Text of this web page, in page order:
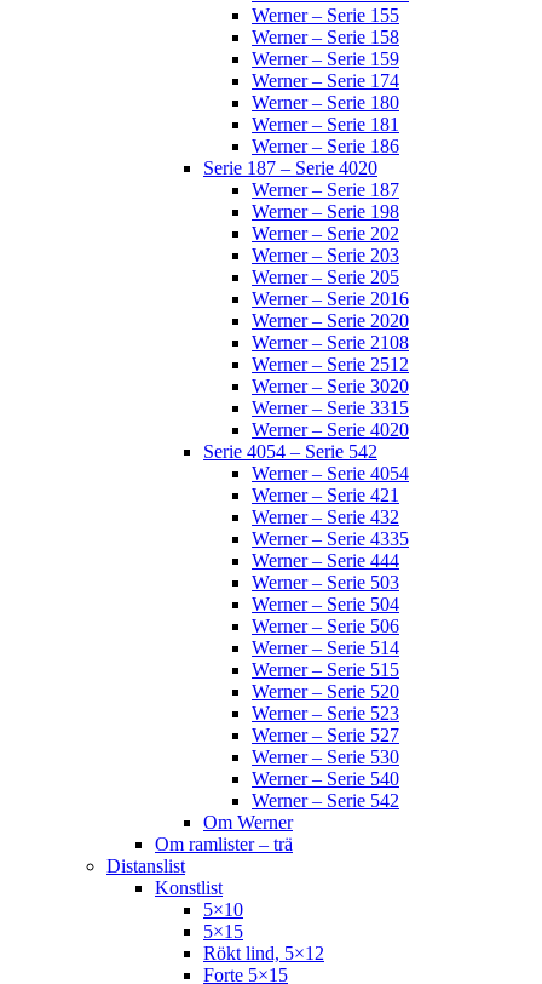
Werner – Serie 155
Werner – Serie 158
Werner – Serie 159
Werner – Serie 174
Werner – Serie 180
Werner – Serie 181
Werner – Serie 186
Serie 187 – Serie 4020
Werner – Serie 187
Werner – Serie 198
Werner – Serie 202
Werner – Serie 203
Werner – Serie 205
Werner – Serie 2016
Werner – Serie 2020
Werner – Serie 2108
Werner – Serie 2512
Werner – Serie 3020
Werner – Serie 3315
Werner – Serie 4020
Serie 4054 – Serie 542
Werner – Serie 4054
Werner – Serie 421
Werner – Serie 432
Werner – Serie 4335
Werner – Serie 444
Werner – Serie 503
Werner – Serie 504
Werner – Serie 506
Werner – Serie 514
Werner – Serie 515
Werner – Serie 520
Werner – Serie 523
Werner – Serie 527
Werner – Serie 530
Werner – Serie 540
Werner – Serie 542
Om Werner
Om ramlister – trä
Distanslist
Konstlist
5×10
5×15
Rökt lind, 5×12
Forte 5×15